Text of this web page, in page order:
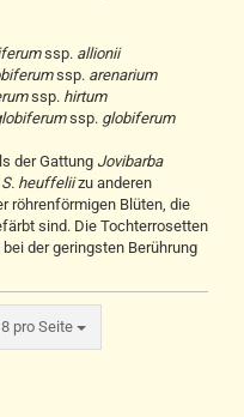
ssp. allionii
ssp. arenarium
ssp. hirtum
ssp. globiferum
der Gattung Jovibarba
S. heuffeliizu anderen
röhrenförmigen Blüten, die
sind. Die Tochterrosetten
der geringsten Berührung
8 pro Seite
pro Seite